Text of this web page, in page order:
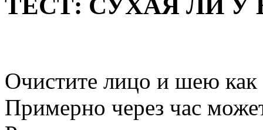
ТЕСТ: СУХАЯ ЛИ У
Очистите лицо и шею
Примерно через час